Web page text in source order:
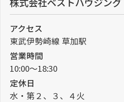
アクセス
東武伊勢崎線 草加駅
営業時間
10:00～18:30
定休日
水・第２、３、４火